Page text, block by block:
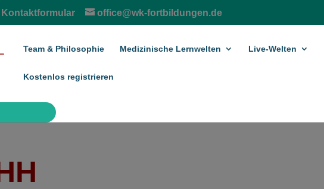
Kontaktformular office@wk-fortbildungen.de
Team & Philosophie Medizinische Lernwelten Live-Welten
Kostenlos registrieren